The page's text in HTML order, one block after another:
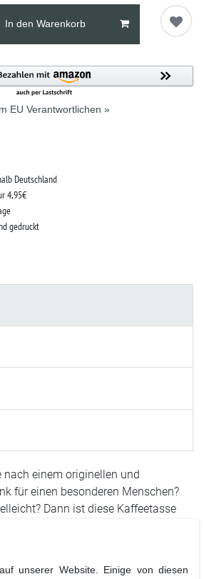
In den Warenkorb
EU Verantwortlichen »
Deutschland
4,95€
gedruckt
nach einem originellen und
für einen besonderen Menschen?
Dann ist diese Kaffeetasse
wurde speziell als Namenstasse
unserer Website. Einige von diesen